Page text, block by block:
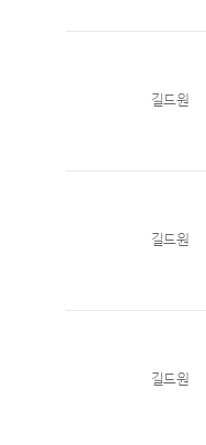
길드원
길드원
길드원